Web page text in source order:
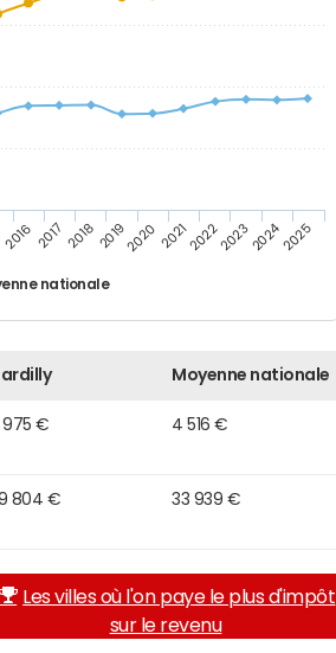
nationale
2016 2017 20182019202020212022202320242025
Moyenne nationale
975 € 4 516 €
804 € 33 939 €
Les villes où l'on paye le plus d'impôt
sur le revenu